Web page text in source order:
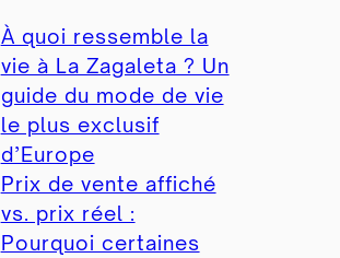
À quoi ressemble la
vie à La Zagaleta ? Un
guide du mode de vie
le plus exclusif
d’Europe
Prix ​​de vente affiché
vs. prix réel :
Pourquoi certaines